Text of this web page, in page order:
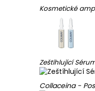
Kosmetické
Zeštíhlující
Collaceina -